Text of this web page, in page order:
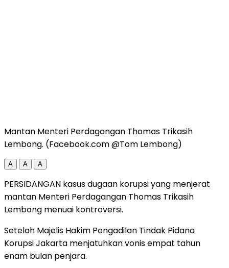
Mantan Menteri Perdagangan Thomas Trikasih
Lembong. (Facebook.com @Tom Lembong)
A A A
PERSIDANGAN kasus dugaan korupsi yang menjerat
mantan Menteri Perdagangan Thomas Trikasih
Lembong menuai kontroversi.
Setelah Majelis Hakim Pengadilan Tindak Pidana
Korupsi Jakarta menjatuhkan vonis empat tahun
enam bulan penjara.